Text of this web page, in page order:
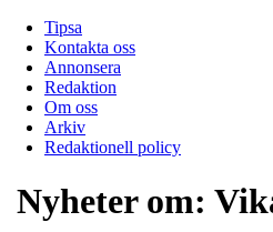
Tipsa
Kontakta oss
Annonsera
Redaktion
Om oss
Arkiv
Redaktionell policy
Nyheter om: